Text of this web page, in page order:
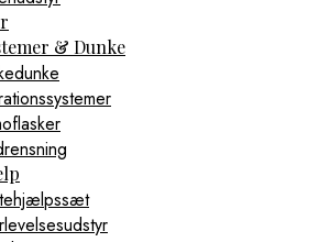
& Dunke